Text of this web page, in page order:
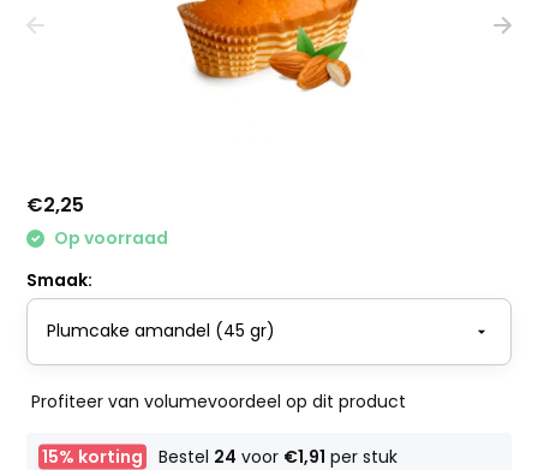
€2,25
Op voorraad
Smaak:
Profiteer van volumevoordeel op dit product
15% korting Bestel 24 voor €1,91 per stuk